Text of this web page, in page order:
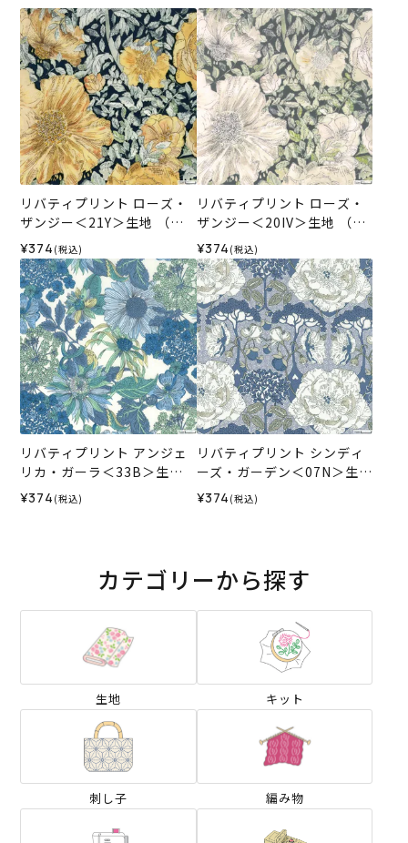
リバティプリント ローズ・
ザンジー＜21Y＞生地 （ホ
ビーラホビーレオリジナ
ル）2026SS
¥374 (税込)
リバティプリント ローズ・
ザンジー＜20IV＞生地 （ホ
ビーラホビーレオリジナ
ル）2026SS
¥374 (税込)
リバティプリント アンジェ
リカ・ガーラ＜33B＞生地
（ホビーラホビーレオリジ
ナル）2026SS
¥374 (税込)
リバティプリント シンディ
ーズ・ガーデン＜07N＞生
地 （ホビーラホビーレオリ
ジナル）2026ES
¥374 (税込)
カテゴリーから探す
生地 キット
刺し子 編み物